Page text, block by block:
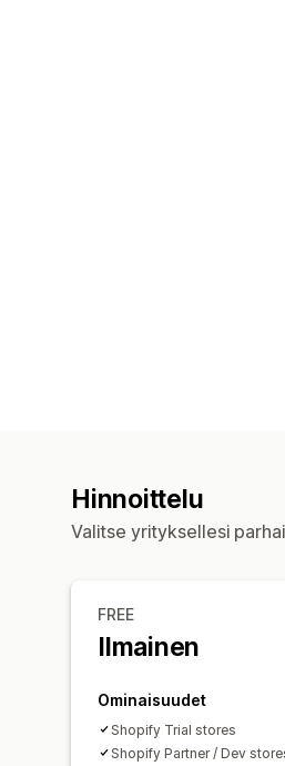
Hinnoittelu
Valitse yrityksellesi
FREE
Ilmainen
Ominaisuudet
Shopify Trial stores
Shopify Partner / Dev